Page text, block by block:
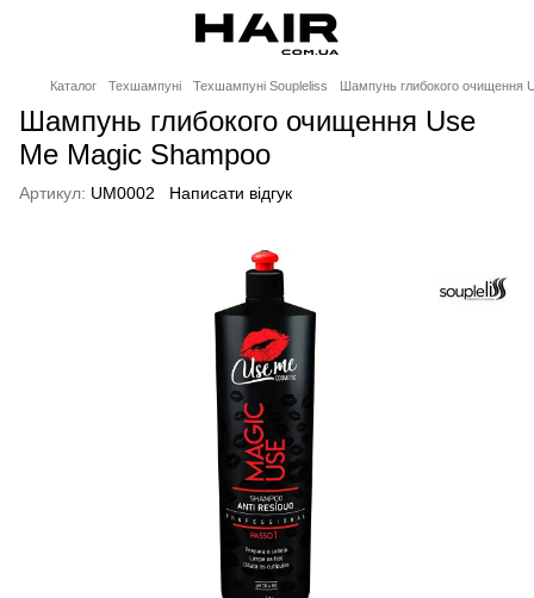
Каталог Техшампуні Техшампуні Soupleliss Шампунь глибокого очищення
Шампунь глибокого очищення Use
Me Magic Shampoo
Артикул: UM0002 Написати відгук